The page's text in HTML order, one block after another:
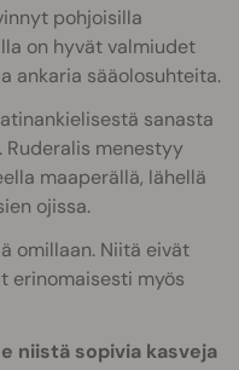
pohjoisilla
on hyvät valmiudet
ankaria sääolosuhteita.
sanasta
Ruderalis menestyy
maaperällä, lähellä
ojissa.
omillaan. Niitä eivät
erinomaisesti myös
niistä sopivia kasveja